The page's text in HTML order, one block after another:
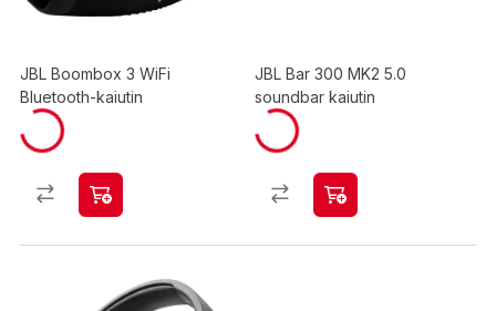
JBL Boombox 3 WiFi
Bluetooth-kaiutin
JBL Bar 300 MK2 5.0
soundbar kaiutin